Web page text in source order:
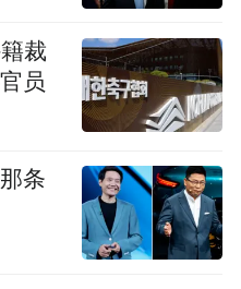
虽然垂老，但立在
众山之上”。
纳骨之石塔。海会
。其样式多作五轮
裁
员
条